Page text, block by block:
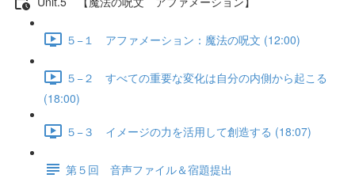
５−１ アファメーション：魔法の呪文 (12:00)
５−２ すべての重要な変化は自分の内側から起こる
(18:00)
５−３ イメージの力を活用して創造する (18:07)
第５回 音声ファイル＆宿題提出